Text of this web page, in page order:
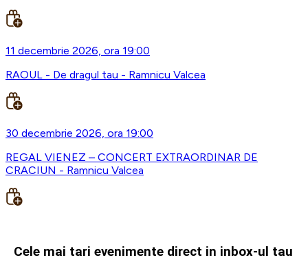
11 decembrie 2026, ora 19:00
RAOUL - De dragul tau - Ramnicu Valcea
30 decembrie 2026, ora 19:00
REGAL VIENEZ – CONCERT EXTRAORDINAR DE
CRACIUN - Ramnicu Valcea
Cele mai tari evenimente direct in inbox-ul tau